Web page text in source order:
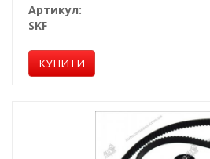
Артикул:
SKF
КУПИТИ